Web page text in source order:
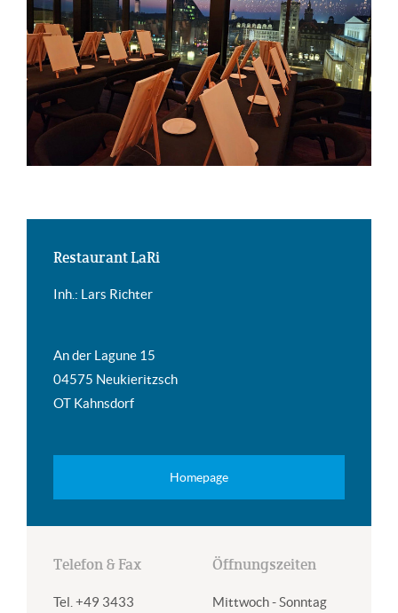
Restaurant LaRi
Inh.: Lars Richter
An der Lagune 15
04575 Neukieritzsch
OT Kahnsdorf
Homepage
Telefon & Fax
Tel. +49 3433
Öffnungszeiten
Mittwoch - Sonntag